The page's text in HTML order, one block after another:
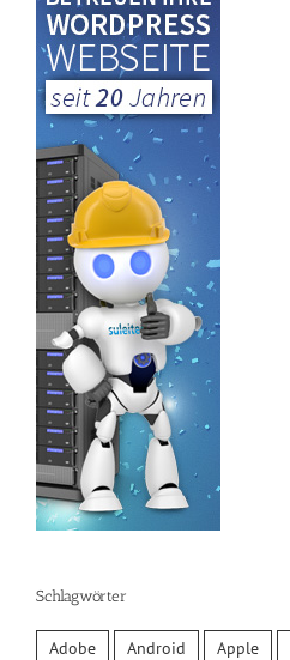
Schlagwörter
Adobe Android Apple